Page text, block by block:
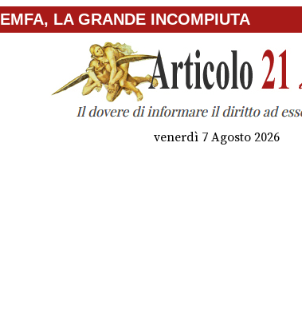
EMFA, LA GRANDE INCOMPIUTA
venerdì 7 Agosto 2026